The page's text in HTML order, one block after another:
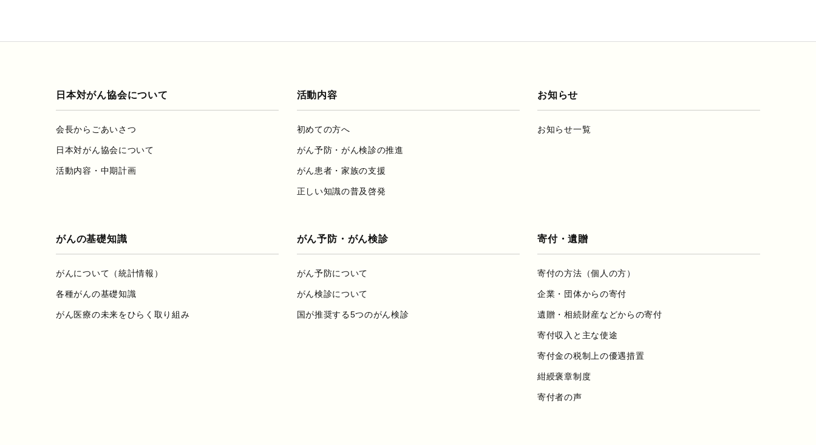
日本対がん協会について
会長からごあいさつ
日本対がん協会について
活動内容・中期計画
活動内容
初めての方へ
がん予防・がん検診の推進
がん患者・家族の支援
正しい知識の普及啓発
お知らせ
お知らせ一覧
がんの基礎知識
がんについて（統計情報）
各種がんの基礎知識
がん医療の未来をひらく取り組み
がん予防・がん検診
がん予防について
がん検診について
国が推奨する5つのがん検診
寄付・遺贈
寄付の方法（個人の方）
企業・団体からの寄付
遺贈・相続財産などからの寄付
寄付収入と主な使途
寄付金の税制上の優遇措置
紺綬褒章制度
寄付者の声